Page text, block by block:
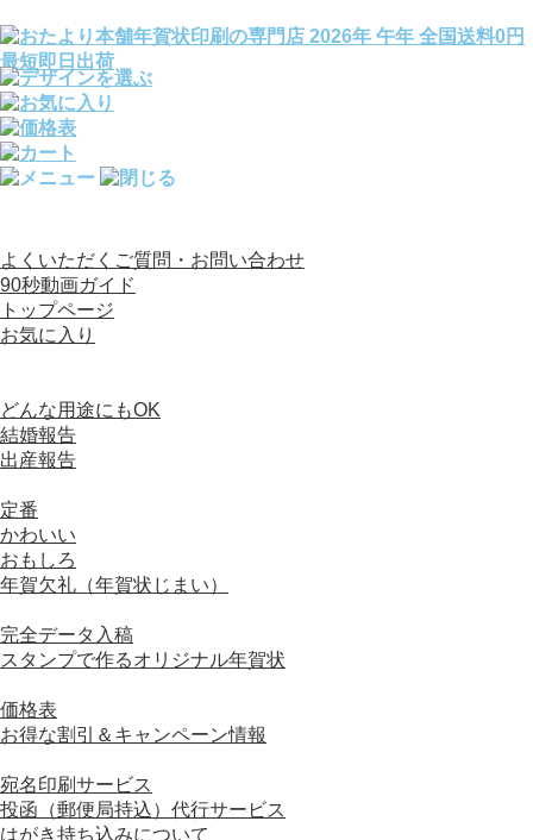
よくいただくご質問・お問い合わせ
90秒動画ガイド
トップページ
お気に入り
どんな用途にもOK
結婚報告
出産報告
定番
かわいい
おもしろ
年賀欠礼（年賀状じまい）
完全データ入稿
スタンプで作るオリジナル年賀状
価格表
お得な割引＆キャンペーン情報
宛名印刷サービス
投函（郵便局持込）代行サービス
はがき持ち込みについて